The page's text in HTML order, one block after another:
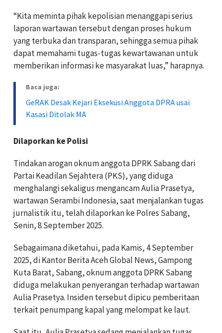
“Kita meminta pihak kepolisian menanggapi serius
laporan wartawan tersebut dengan proses hukum
yang terbuka dan transparan, sehingga semua pihak
dapat memahami tugas-tugas kewartawanan untuk
memberikan informasi ke masyarakat luas,” harapnya.
Baca juga:
GeRAK Desak Kejari Eksekusi Anggota DPRA usai
Kasasi Ditolak MA
Dilaporkan ke Polisi
Tindakan arogan oknum anggota DPRK Sabang dari
Partai Keadilan Sejahtera (PKS), yang diduga
menghalangi sekaligus mengancam Aulia Prasetya,
wartawan Serambi Indonesia, saat menjalankan tugas
jurnalistik itu, telah dilaporkan ke Polres Sabang,
Senin, 8 September 2025.
Sebagaimana diketahui, pada Kamis, 4 September
2025, di Kantor Berita Aceh Global News, Gampong
Kuta Barat, Sabang, oknum anggota DPRK Sabang
diduga melakukan penyerangan terhadap wartawan
Aulia Prasetya. Insiden tersebut dipicu pemberitaan
terkait penumpang kapal yang melompat ke laut.